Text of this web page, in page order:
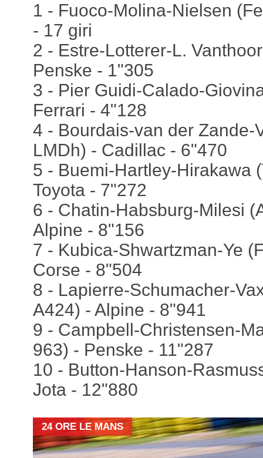
1 - Fuoco-Molina-Nielsen
- 17 giri
2 - Estre-Lotterer-L.
Penske - 1"305
3 - Pier Guidi-Calado-
Ferrari - 4"128
4 - Bourdais-van der Zande-
LMDh) - Cadillac - 6"470
5 - Buemi-Hartley-Hirakawa
Toyota - 7"272
6 - Chatin-Habsburg-Milesi
Alpine - 8"156
7 - Kubica-Shwartzman-Ye
Corse - 8"504
8 - Lapierre-Schumacher-
A424) - Alpine - 8"941
9 - Campbell-Christensen-
963) - Penske - 11"287
10 - Button-Hanson-
Jota - 12"880
24 ORE LE MANS